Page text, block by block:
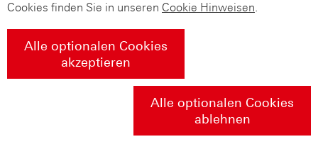
Cookies finden Sie in unseren Cookie Hinweisen.
Alle optionalen Cookies
akzeptieren
Alle optionalen Cookies
ablehnen